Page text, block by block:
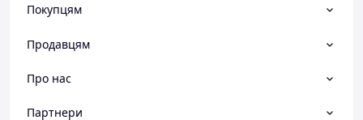
Покупцям
Продавцям
Про нас
Партнери